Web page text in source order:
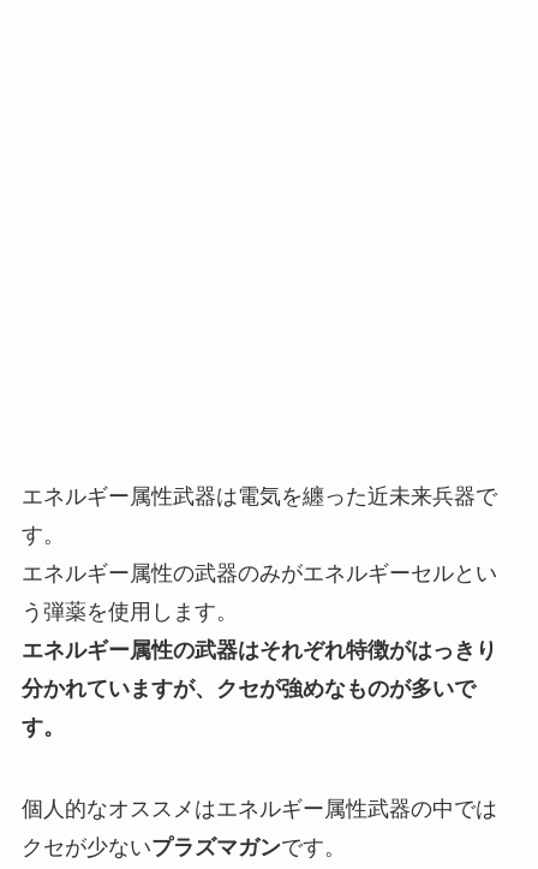
エネルギー属性武器は電気を纏った近未来兵器で
す。
エネルギー属性の武器のみがエネルギーセルとい
う弾薬を使用します。
エネルギー属性の武器はそれぞれ特徴がはっきり
分かれていますが、クセが強めなものが多いで
す。
個人的なオススメはエネルギー属性武器の中では
クセが少ないプラズマガンです。